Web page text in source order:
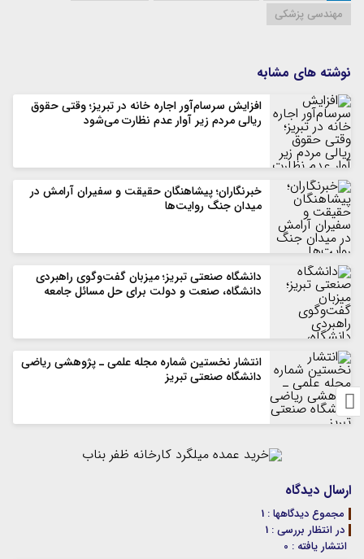
مهندسی پزشکی
نوشته های مشابه
افزایش سرسام‌آور اجاره خانه در تبریز؛ وقتی حقوق
ریالی مردم زیر آوار عدم نظارت می‌شود
خبرنگاران؛ پیشاهنگان حقیقت و سفیران آرامش در
میدان جنگ روایت‌ها
دانشگاه صنعتی تبریز؛ میزبان گفت‌وگوی راهبردی
دانشگاه، صنعت و دولت برای حل مسائل جامعه
انتشار نخستین شماره مجله علمی ـ پژوهشی ریاضی
دانشگاه صنعتی تبریز
ارسال دیدگاه
مجموع دیدگاهها : 1
در انتظار بررسی : 1
انتشار یافته : 0